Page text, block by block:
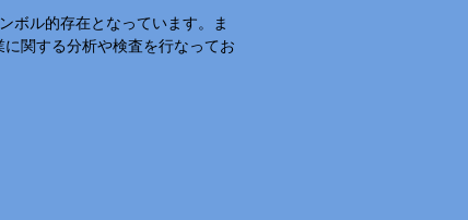
ボル的存在となっています。ま
関する分析や検査を行なってお